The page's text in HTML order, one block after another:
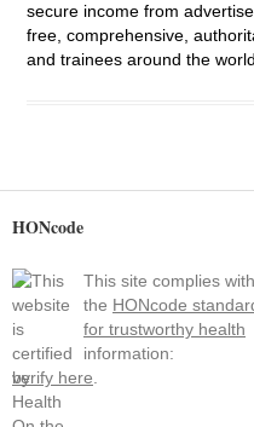
secure income from
free, comprehensive,
and trainees around the
HONcode
This site complies with
the HONcode
for trustworthy health
information:
verify here